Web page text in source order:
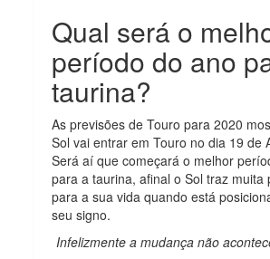
Qual será o
período do ano
taurina?
As previsões de Touro para 2020
Sol vai entrar em Touro no dia 19 de
Será aí que começará o melhor
para a taurina, afinal o Sol traz muita
para a sua vida quando está
seu signo.
Infelizmente a mudança não